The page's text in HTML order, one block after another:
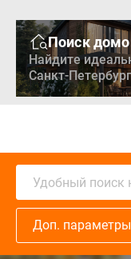
Поиск
Найдите
Санкт-
Удобный поиск
Доп. параметры